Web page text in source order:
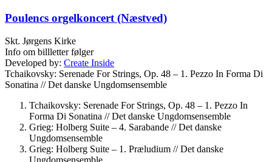
Poulencs orgelkoncert (Næstved)
Skt. Jørgens Kirke
Info om billletter følger
Developed by: Create Inside
Tchaikovsky: Serenade For Strings, Op. 48 – 1. Pezzo In Forma Di
Sonatina //Det danske Ungdomsensemble
Tchaikovsky: Serenade For Strings, Op. 48 – 1. Pezzo In
Forma Di Sonatina //Det danske Ungdomsensemble
Grieg: Holberg Suite – 4. Sarabande //Det danske
Ungdomsensemble
Grieg: Holberg Suite – 1. Præludium //Det danske